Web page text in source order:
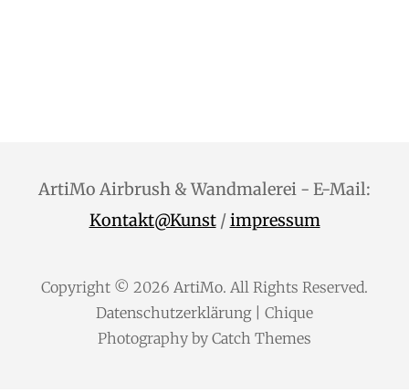
ArtiMo Airbrush & Wandmalerei - E-Mail:
Kontakt@Kunst/impressum
Copyright © 2026 ArtiMo. All Rights Reserved.
Datenschutzerklärung| Chique
Photography by Catch Themes